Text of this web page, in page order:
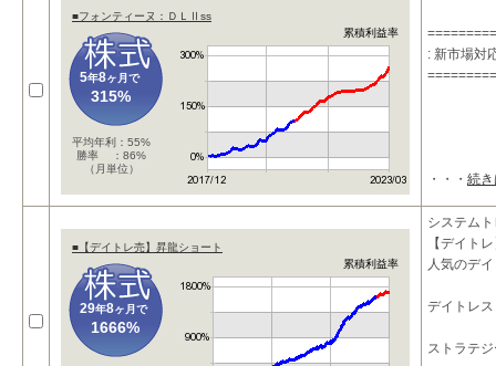
■フォンティーヌ：ＤＬⅡss
累積利益率
5年8ヶ月で
315%
平均年利：55%
勝率 ：86%
（月単位）
: 新市場対
・・・ 続
■【デイトレ売】昇龍ショート
累積利益率
29年8ヶ月で
1666%
システム
【デイト
人気のデ
デイトレ
ストラテ